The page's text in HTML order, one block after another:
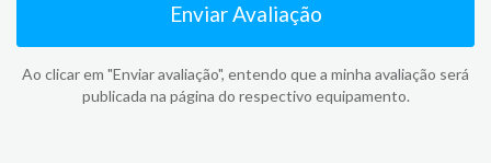
Enviar Avaliação
Ao clicar em "Enviar avaliação", entendo que a minha avaliação será
publicada na página do respectivo equipamento.